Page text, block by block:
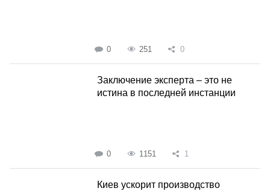
0 251 0
Заключение эксперта – это не
истина в последней инстанции
0 1151 1
Киев ускорит производство